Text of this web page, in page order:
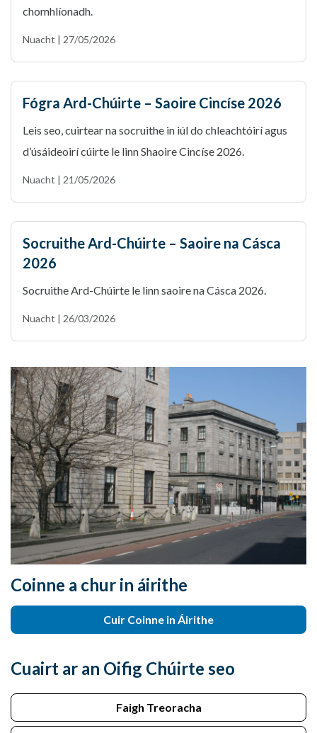
chomhlíonadh.
Nuacht | 27/05/2026
Fógra Ard-Chúirte – Saoire Cincíse 2026
Leis seo, cuirtear na socruithe in iúl do chleachtóirí agus
d’úsáideoirí cúirte le linn Shaoire Cincíse 2026.
Nuacht | 21/05/2026
Socruithe Ard-Chúirte – Saoire na Cásca
2026
Socruithe Ard-Chúirte le linn saoire na Cásca 2026.
Nuacht | 26/03/2026
Coinne a chur in áirithe
Cuir Coinne in Áirithe
Cuairt ar an Oifig Chúirte seo
Faigh Treoracha